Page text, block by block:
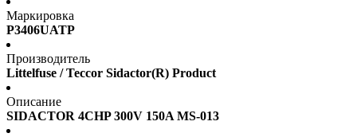
Маркировка
P3406UATP
Производитель
Littelfuse / Teccor Sidactor(R) Product
Описание
SIDACTOR 4CHP 300V 150A MS-013